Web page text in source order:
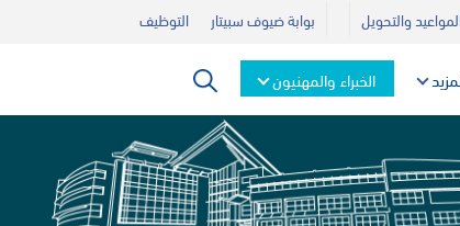
والتحويل بوابة ضيوف سبيتار التوظيف
الخبراء والمهنيون